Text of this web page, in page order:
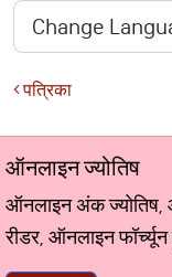
पत्रिका
ऑनलाइन ज्योतिष
ऑनलाइन अंक ज्योतिष,
रीडर, ऑनलाइन